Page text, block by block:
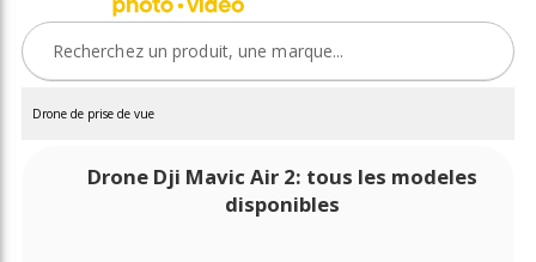
Drone de prise de vue
Drone Dji Mavic Air 2: tous les modeles
disponibles